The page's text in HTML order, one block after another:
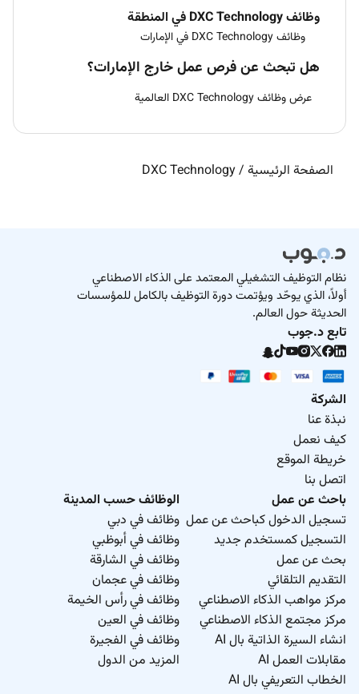
وظائف DXC Technology في المنطقة
وظائف DXC Technology في الإمارات
هل تبحث عن فرص عمل خارج الإمارات؟
عرض وظائف DXC Technology العالمية
الصفحة الرئيسية /
DXC Technology
نظام التوظيف التشغيلي المعتمد على الذكاء الاصطناعي
أولاً، الذي يوحّد ويؤتمت دورة التوظيف بالكامل للمؤسسات
الحديثة حول العالم.
تابع د.جوب
الشركة
نبذة عنا
كيف نعمل
خريطة الموقع
اتصل بنا
باحث عن عمل
تسجيل الدخول كباحث عن عمل
التسجيل كمستخدم جديد
بحث عن عمل
التقديم التلقائي
مركز مواهب الذكاء الاصطناعي
مركز مجتمع الذكاء الاصطناعي
انشاء السيرة الذاتية بال AI
مقابلات العمل AI
الخطاب التعريفي بال AI
الوظائف حسب المدينة
وظائف في دبي
وظائف في أبوظبي
وظائف في الشارقة
وظائف في عجمان
وظائف في رأس الخيمة
وظائف في العين
وظائف في الفجيرة
المزيد من الدول